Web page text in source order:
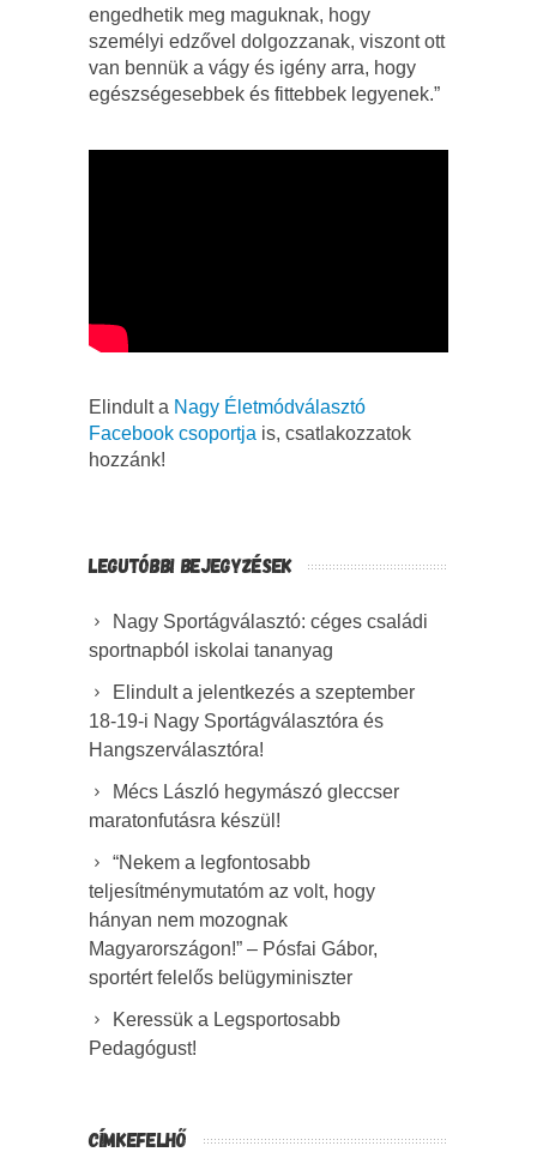
engedhetik meg maguknak, hogy
személyi edzővel dolgozzanak, viszont ott
van bennük a vágy és igény arra, hogy
egészségesebbek és fittebbek legyenek.”
Elindult a Nagy Életmódválasztó
Facebook csoportja is, csatlakozzatok
hozzánk!
LEGUTÓBBI BEJEGYZÉSEK
Nagy Sportágválasztó: céges családi
sportnapból iskolai tananyag
Elindult a jelentkezés a szeptember
18-19-i Nagy Sportágválasztóra és
Hangszerválasztóra!
Mécs László hegymászó gleccser
maratonfutásra készül!
“Nekem a legfontosabb
teljesítménymutatóm az volt, hogy
hányan nem mozognak
Magyarországon!” – Pósfai Gábor,
sportért felelős belügyminiszter
Keressük a Legsportosabb
Pedagógust!
CÍMKEFELHŐ